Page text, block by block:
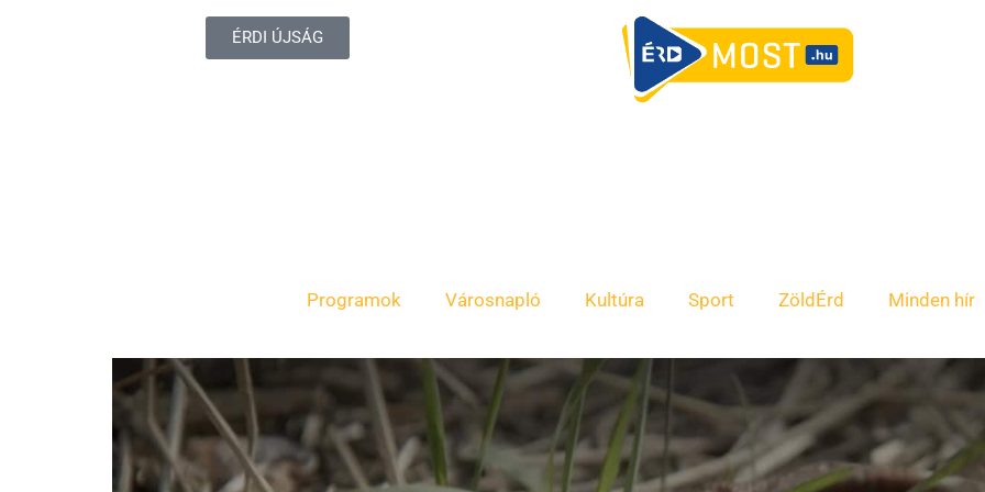
ÉRDI ÚJSÁG
Programok Városnapló Kultúra Sport ZöldÉrd Minden hír